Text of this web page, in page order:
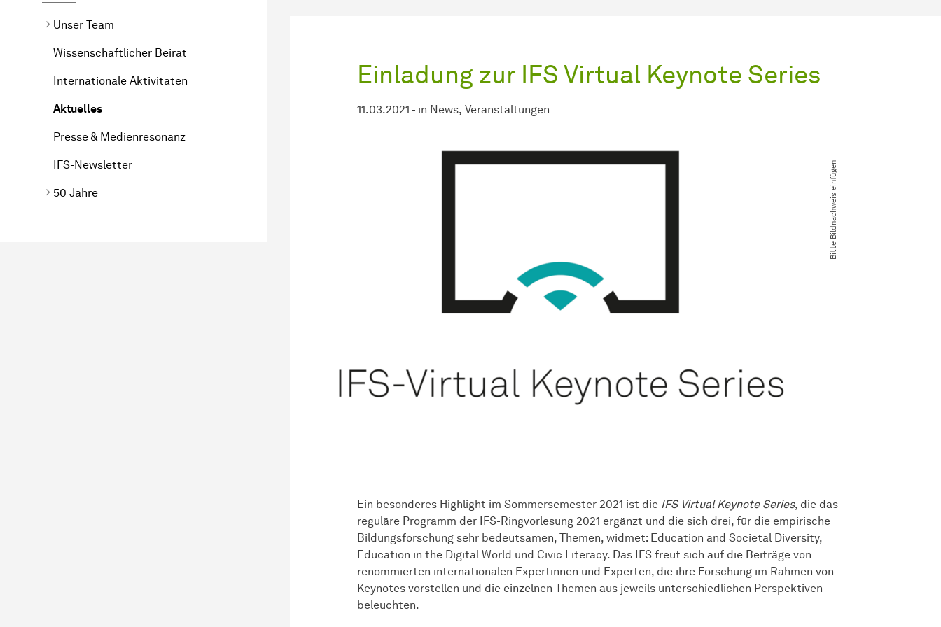
Unser Team
Wissenschaftlicher Beirat
Internationale Aktivitäten
Aktuelles
Presse & Medienresonanz
IFS-Newsletter
50 Jahre
Einladung zur IFS Virtual Keynote Series
11.03.2021 - in News Veranstaltungen
Bitte Bildnachweis einfügen
Ein besonderes Highlight im Sommersemester 2021 ist die IFS Virtual Keynote Series, die das
reguläre Programm der IFS-Ringvorlesung 2021 ergänzt und die sich drei, für die empirische
Bildungsforschung sehr bedeutsamen, Themen, widmet: Education and Societal Diversity,
Education in the Digital World und Civic Literacy. Das IFS freut sich auf die Beiträge von
renommierten internationalen Expertinnen und Experten, die ihre Forschung im Rahmen von
Keynotes vorstellen und die einzelnen Themen aus jeweils unterschiedlichen Perspektiven
beleuchten.